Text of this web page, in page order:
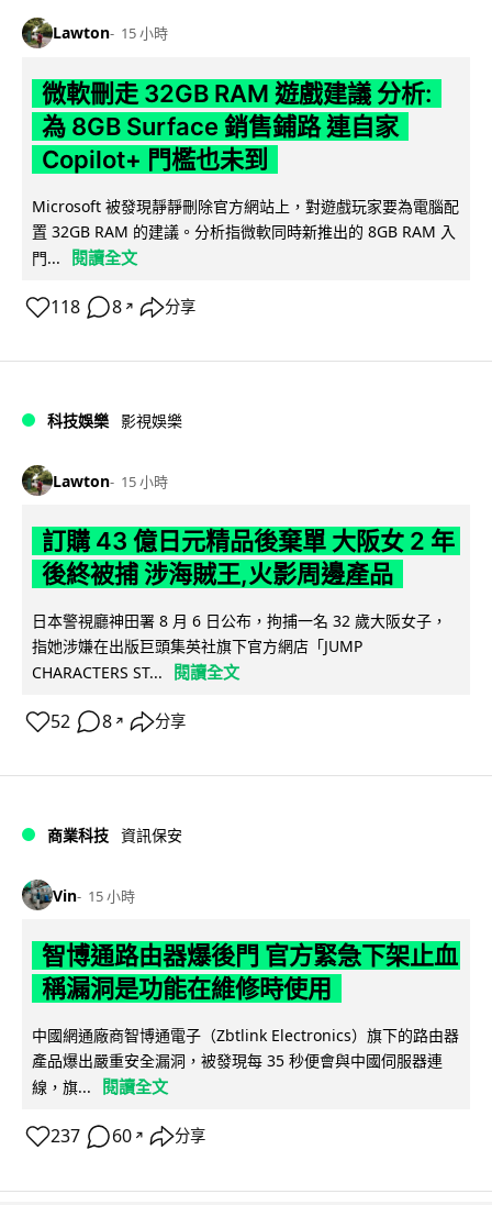
Lawton 15 小時
微軟刪走 32GB RAM 遊戲建議 分析:
為 8GB Surface 銷售鋪路 連自家
Copilot+ 門檻也未到
Microsoft 被發現靜靜刪除官方網站上，對遊戲玩家要為電腦配
置 32GB RAM 的建議。分析指微軟同時新推出的 8GB RAM 入
門...
閱讀全文
118 8 ↗ 分享
科技娛樂 影視娛樂
Lawton 15 小時
訂購 43 億日元精品後棄單 大阪女 2 年
後終被捕 涉海賊王,火影周邊產品
日本警視廳神田署 8 月 6 日公布，拘捕一名 32 歲大阪女子，
指她涉嫌在出版巨頭集英社旗下官方網店「JUMP
CHARACTERS ST...
閱讀全文
52 8 ↗ 分享
商業科技 資訊保安
Vin 15 小時
智博通路由器爆後門 官方緊急下架止血
稱漏洞是功能在維修時使用
中國網通廠商智博通電子（Zbtlink Electronics）旗下的路由器
產品爆出嚴重安全漏洞，被發現每 35 秒便會與中國伺服器連
線，旗...
閱讀全文
237 60 ↗ 分享